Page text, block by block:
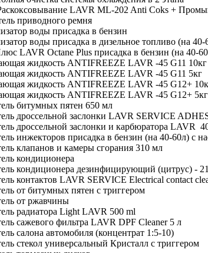
LAVR МL-202 Anti Coks +
приводного ремня
воды присадка в бензин
воды присадка в дизельное топливо (на 40-
LAVR Octane Plus присадка в бензин (на 40-
жидкость ANTIFREEZE LAVR -45 G11 10кг
жидкость ANTIFREEZE LAVR -45 G11 5кг
жидкость ANTIFREEZE LAVR -45 G12+
жидкость ANTIFREEZE LAVR -45 G12+ 5кг
битумных пятен 650 мл
дроссельной заслонки LAVR SERVICE
дроссельной заслонки и карбюратора LAVR
инжекторов присадка в бензин (на 40-60л) с
клапанов и камеры сгорания 310 мл
кондиционера
кондиционера дезинфицирующий (цитрус) -
контактов LAVR SERVICE Electrical contact
от битумных пятен с триггером
от ржавчины
радиатора Light LAVR 500 ml
сажевого фильтра LAVR DPF Cleaner 5 л
салона автомобиля (концентрат 1:5-10)
стекол универсальный Кристалл с триггером